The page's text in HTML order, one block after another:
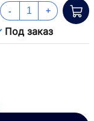
Под заказ
- +